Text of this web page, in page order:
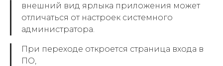
внешний вид ярлыка приложения может
отличаться от настроек системного
администратора.
При переходе откроется страница входа в
ПО,